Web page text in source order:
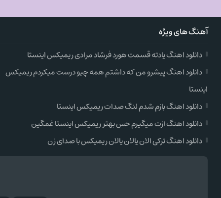
آهنگ های ویژه
دانلود اهنگ یادته قسمت هورد فرشاد مرادی ریمیکس اینستا
دانلود اهنگ پیشرو من که داشتم همه چیو درست میکردم ریمیکس
اینستا
دانلود اهنگ بازم شدم لنگ صدات ریمیکس اینستا
دانلود اهنگ ازت میگیرم حس بهتر ریمیکس اینستا غمگین
دانلود اهنگ ترکی الان یالان یالان ریمیکس با صدای زن